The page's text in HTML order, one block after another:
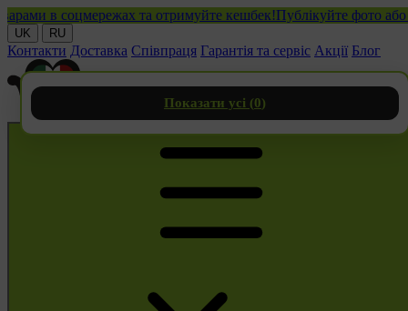
в соцмережах та отримуйте кешбек!Публікуйте фото або
UK RU
Контакти Доставка Співпраця Гарантія та сервіс Акції Блог
Показати усі (0)